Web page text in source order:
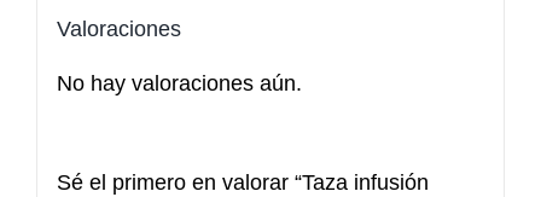
Valoraciones
No hay valoraciones aún.
Sé el primero en valorar “Taza infusión